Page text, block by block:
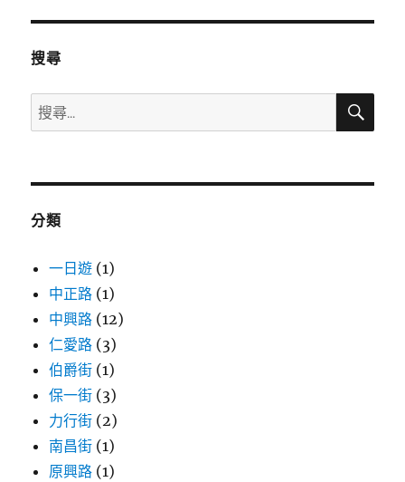
搜尋
搜
尋
鍵
搜
分類
一日遊 (1)
中正路 (1)
中興路 (12)
仁愛路 (3)
伯爵街 (1)
保一街 (3)
力行街 (2)
南昌街 (1)
原興路 (1)